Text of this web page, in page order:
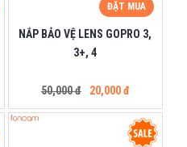
ĐẶT MUA
NẮP BẢO VỆ LENS GOPRO 3,
3+, 4
50,000 đ 20,000 đ